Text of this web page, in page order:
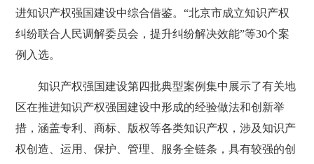
进知识产权强国建设中综合借鉴。“北京市成立知识产权
纠纷联合人民调解委员会，提升纠纷解决效能”等30个案
例入选。
知识产权强国建设第四批典型案例集中展示了有关地
区在推进知识产权强国建设中形成的经验做法和创新举
措，涵盖专利、商标、版权等各类知识产权，涉及知识产
权创造、运用、保护、管理、服务全链条，具有较强的创